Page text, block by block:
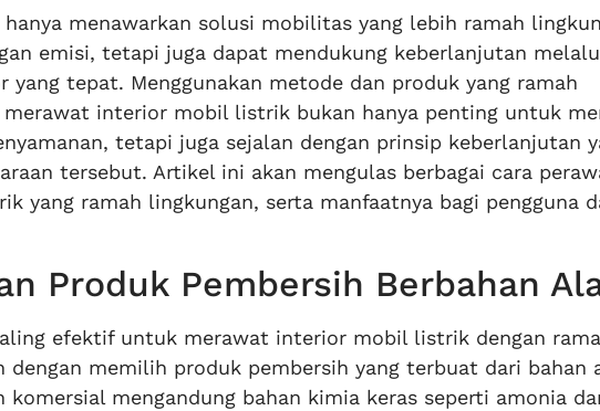
menawarkan solusi mobilitas yang lebih ramah
emisi, tetapi juga dapat mendukung keberlanjutan
yang tepat. Menggunakan metode dan produk yang ramah
interior mobil listrik bukan hanya penting untuk
tetapi juga sejalan dengan prinsip keberlanjutan
tersebut. Artikel ini akan mengulas berbagai cara
yang ramah lingkungan, serta manfaatnya bagi pengguna
Produk Pembersih Berbahan
efektif untuk merawat interior mobil listrik dengan
dengan memilih produk pembersih yang terbuat dari bahan
komersial mengandung bahan kimia keras seperti amonia